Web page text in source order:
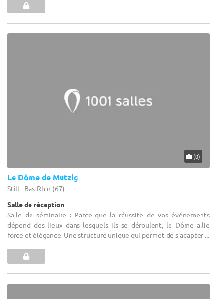
(0)
Le Dôme de Mutzig
Still - Bas-Rhin (67)
Salle de réception
Salle de séminaire : Parce que la réussite de vos événements
dépend des lieux dans lesquels ils se déroulent, le Dôme allie
force et élégance. Une structure unique qui permet de s'adapter ...